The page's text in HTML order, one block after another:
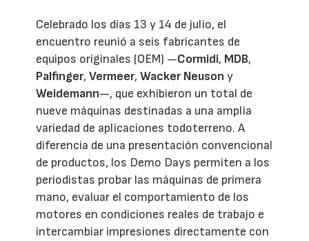
Celebrado los días 13 y 14 de julio, el
encuentro reunió a seis fabricantes de
equipos originales (OEM) —Cormidi, MDB,
Palfinger,Vermeer,Wacker Neuson y
Weidemann—, que exhibieron un total de
nueve máquinas destinadas a una amplia
variedad de aplicaciones todoterreno. A
diferencia de una presentación convencional
de productos, los Demo Days permiten a los
periodistas probar las máquinas de primera
mano, evaluar el comportamiento de los
motores en condiciones reales de trabajo e
intercambiar impresiones directamente con